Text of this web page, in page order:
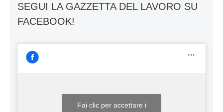
SEGUI LA GAZZETTA DEL LAVORO SU
FACEBOOK!
Fai clic per accettare i